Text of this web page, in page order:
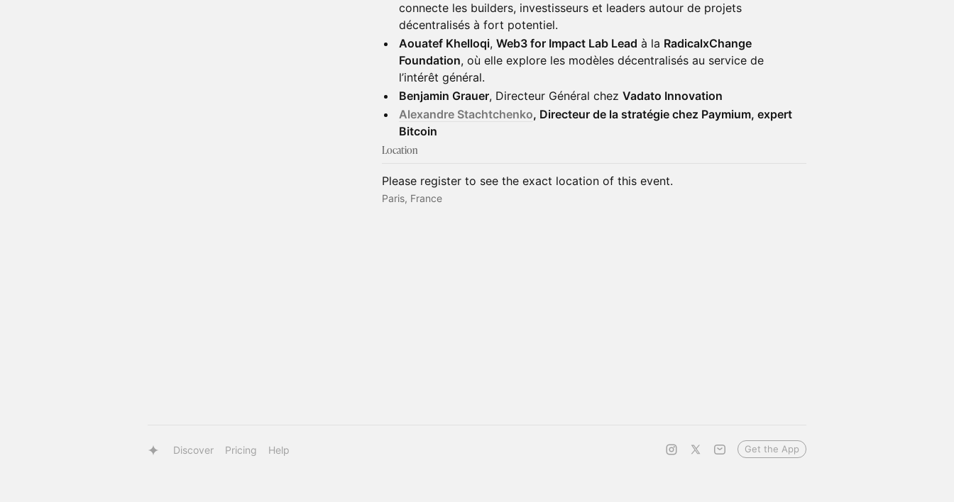
connecte les builders, investisseurs et leaders autour de projets
décentralisés à fort potentiel.
Aouatef Khelloqi, Web3 for Impact Lab Lead à la RadicalxChange
Foundation, où elle explore les modèles décentralisés au service de
l’intérêt général.
Benjamin Grauer, Directeur Général chez Vadato Innovation
Alexandre Stachtchenko, Directeur de la stratégie chez Paymium, expert
Bitcoin
Location
Please register to see the exact location of this event.
Paris, France
Discover Pricing Help Get the App